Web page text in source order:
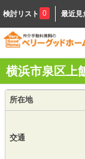
検討リスト 0 最近見
横浜市泉区上
所在地
交通